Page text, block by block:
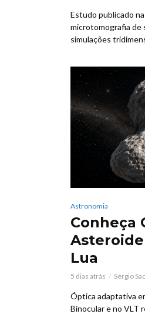
Estudo publicado
microtomografia de
simulações
Astronomia
Conheça
Lua
5 dias atrás Sérgio
Óptica adaptativa
Binocular e no VLT